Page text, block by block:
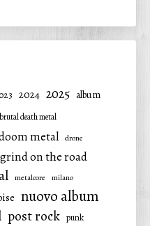
2024 2025 album
brutal death metal
metal drone
grind on the road
metalcore milano
nuovo album
post rock punk